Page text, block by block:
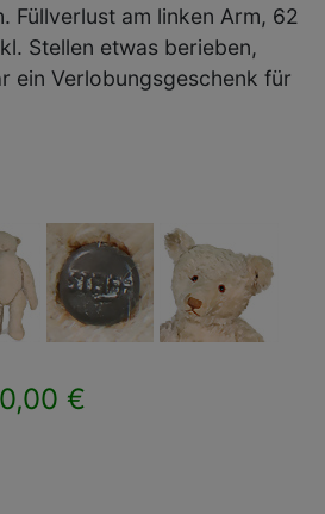
Füllverlust am linken Arm, 62
Stellen etwas berieben,
ein Verlobungsgeschenk für
€